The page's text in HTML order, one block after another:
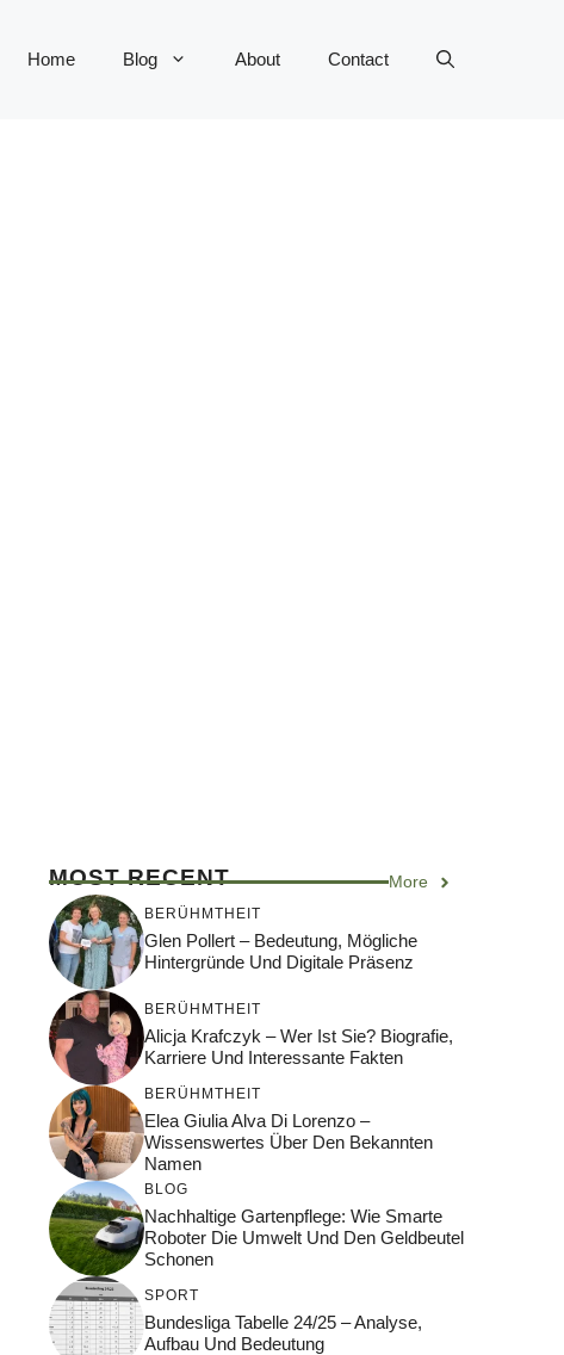
Home Blog About Contact
MOST RECENT More
BERÜHMTHEIT
Glen Pollert – Bedeutung, Mögliche
Hintergründe Und Digitale Präsenz
BERÜHMTHEIT
Alicja Krafczyk – Wer Ist Sie? Biografie,
Karriere Und Interessante Fakten
BERÜHMTHEIT
Elea Giulia Alva Di Lorenzo –
Wissenswertes Über Den Bekannten
Namen
BLOG
Nachhaltige Gartenpflege: Wie Smarte
Roboter Die Umwelt Und Den Geldbeutel
Schonen
SPORT
Bundesliga Tabelle 24/25 – Analyse,
Aufbau Und Bedeutung